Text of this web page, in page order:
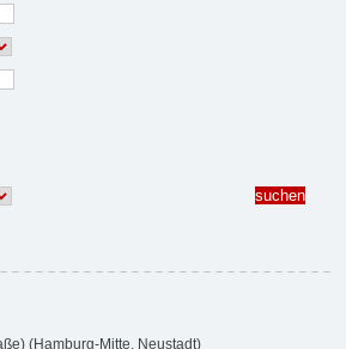
(Hamburg-Mitte, Neustadt)